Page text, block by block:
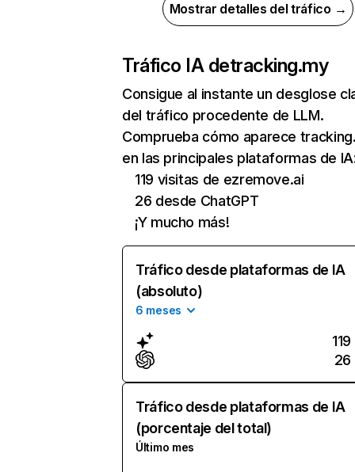
Mostrar detalles del tráfico →
Tráfico IA detracking.my
Consigue al instante un desglose
del tráfico procedente de LLM.
Comprueba cómo aparece
en las principales plataformas de
119 visitas de ezremove.ai
26 desde ChatGPT
¡Y mucho más!
Tráfico desde plataformas de IA
(absoluto)
6 meses
119
26
Tráfico desde plataformas de IA
(porcentaje del total)
Último mes